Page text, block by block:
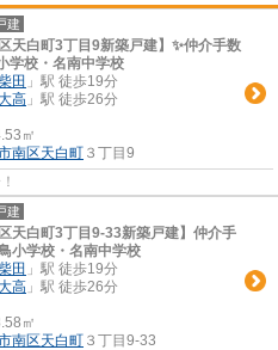
建
天白町3丁目9新築戸建】✨️仲介手数
学校・名南中学校
田 」駅 徒歩19分
高 」駅 徒歩26分
㎡
南区天白町 ３丁目9
建
天白町3丁目9-33新築戸建】仲介手
小学校・名南中学校
田 」駅 徒歩19分
高 」駅 徒歩26分
㎡
南区天白町 ３丁目9-33